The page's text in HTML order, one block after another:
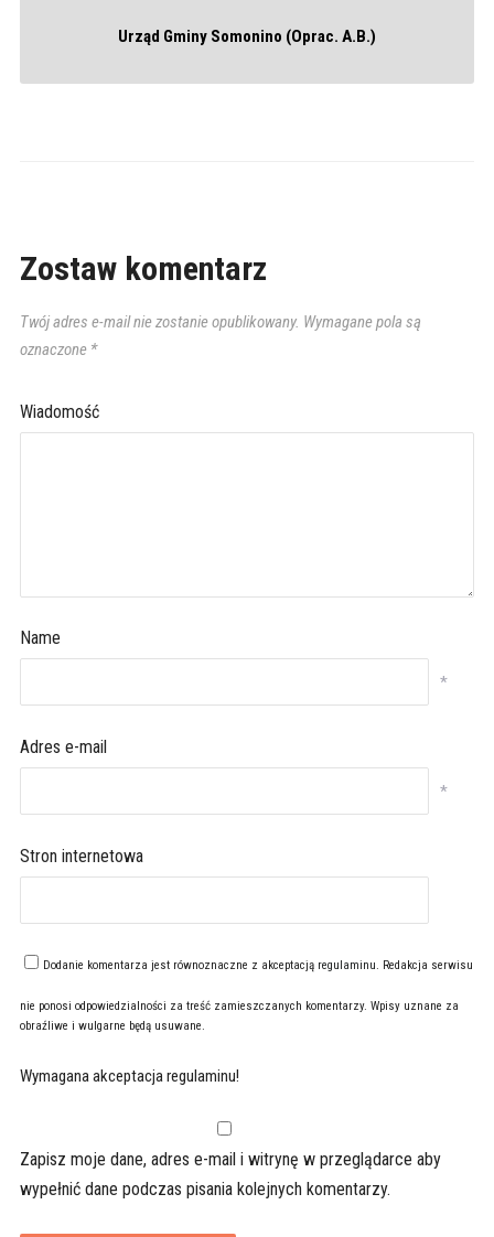
Urząd Gminy Somonino (Oprac. A.B.)
Zostaw komentarz
Twój adres e-mail nie zostanie opublikowany. Wymagane pola są
oznaczone *
Wiadomość
Name
*
Adres e-mail
*
Stron internetowa
Dodanie komentarza jest równoznaczne z akceptacją regulaminu. Redakcja serwisu
nie ponosi odpowiedzialności za treść zamieszczanych komentarzy. Wpisy uznane za
obraźliwe i wulgarne będą usuwane.
Wymagana akceptacja regulaminu!
Zapisz moje dane, adres e-mail i witrynę w przeglądarce aby
wypełnić dane podczas pisania kolejnych komentarzy.